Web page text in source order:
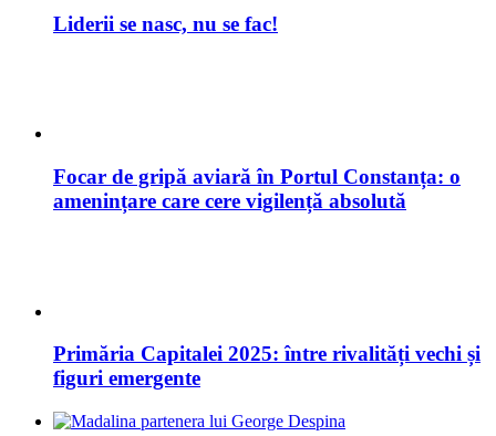
Focar de gripă aviară în Portul Constanța: o
Primăria Capitalei 2025: între rivalități vechi și
2028